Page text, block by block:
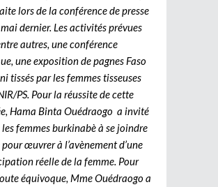
lors de la conférence de presse
dernier. Les activités prévues
autres, une conférence
une exposition de pagnes Faso
tissés par les femmes tisseuses
PS. Pour la réussite de cette
Hama Binta Ouédraogo a invité
femmes burkinabè à se joindre
œuvrer à l’avènement d’une
réelle de la femme. Pour
équivoque, Mme Ouédraogo a